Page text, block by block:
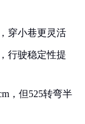
穿小巷更灵活
行驶稳定性提
，但525转弯半